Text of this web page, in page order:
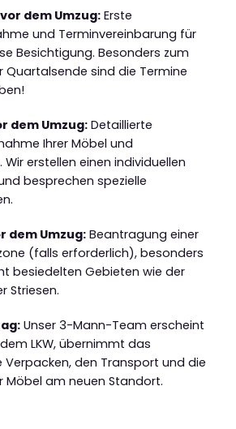
dem Umzug:Erste
und Terminvereinbarung für
Besichtigung. Besonders zum
sind die Termine
dem Umzug: Detaillierte
Ihrer Möbel und
Wir erstellen einen individuellen
besprechen spezielle
dem Umzug: Beantragung einer
(falls erforderlich), besonders
besiedelten Gebieten wie der
Striesen.
Unser 3-Mann-Team erscheint
LKW, übernimmt das
den Transport und die
Möbel am neuen Standort.